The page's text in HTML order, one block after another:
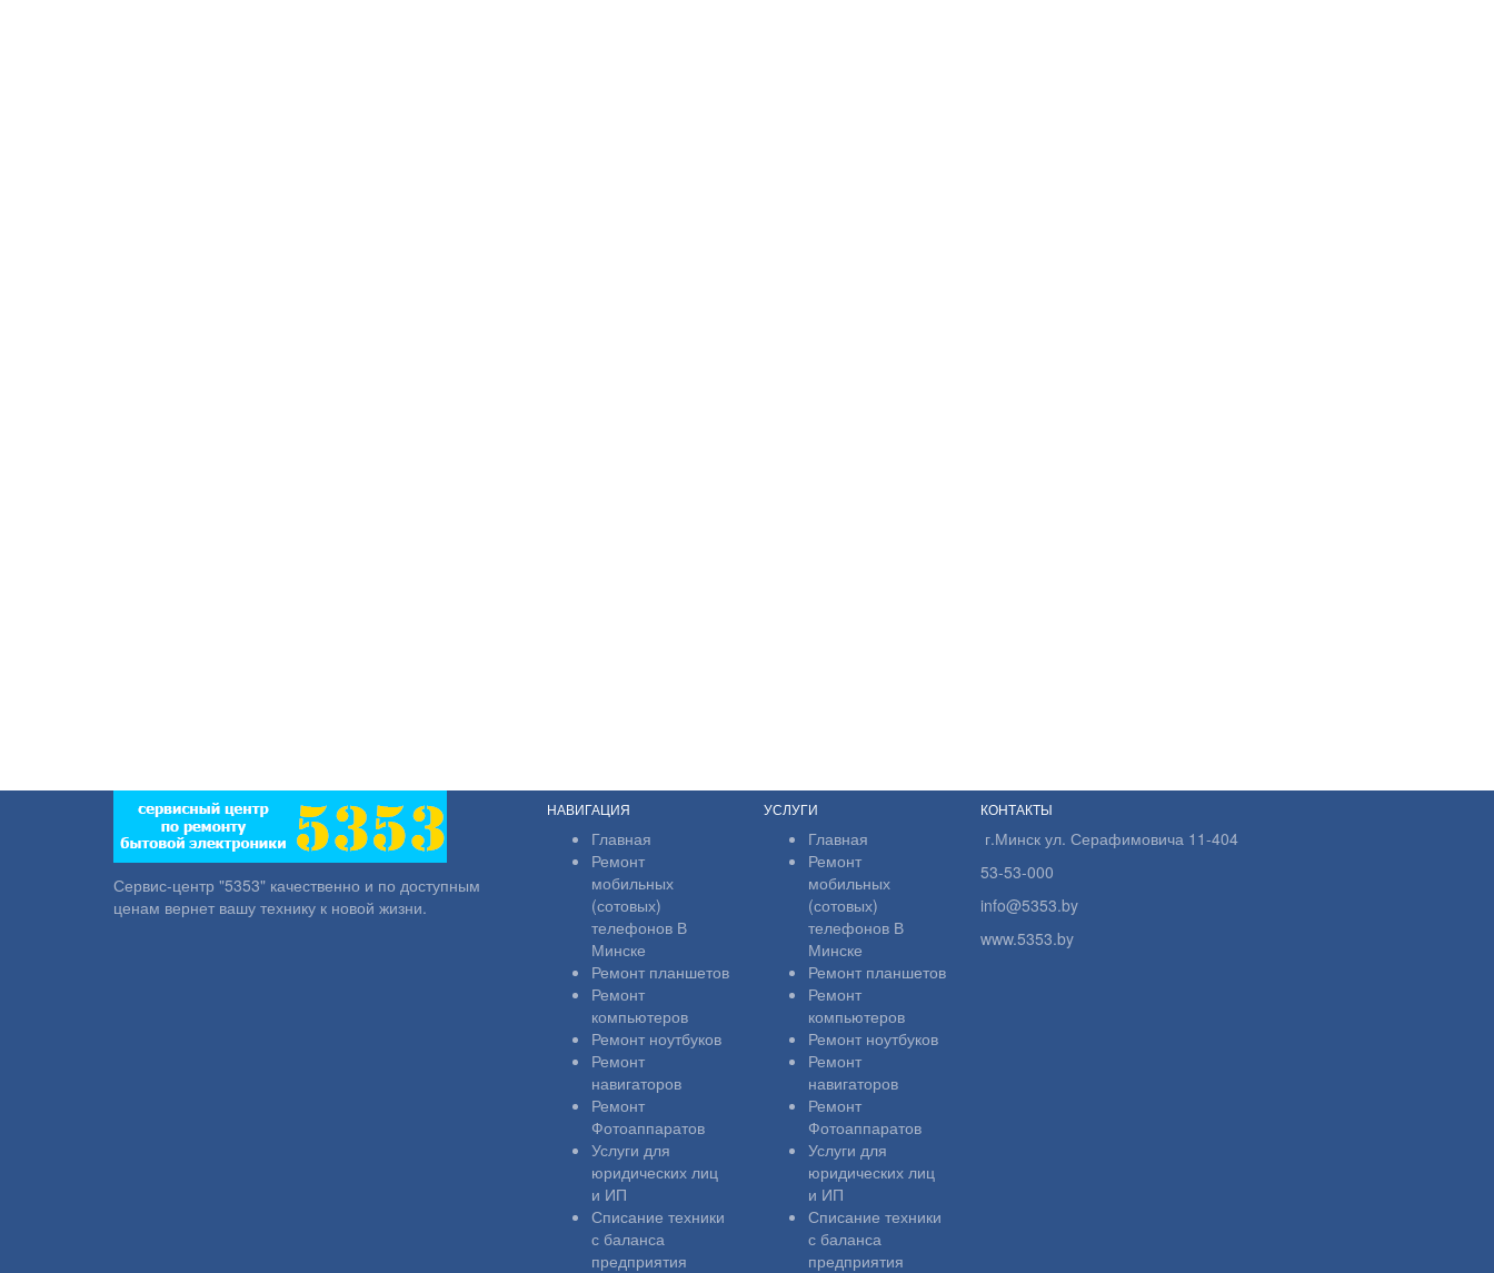
Сервис-центр "5353" качественно и по доступным
ценам вернет вашу технику к новой жизни.
НАВИГАЦИЯ
Главная
Ремонт
мобильных
(сотовых)
телефонов В
Минске
Ремонт планшетов
Ремонт
компьютеров
Ремонт ноутбуков
Ремонт
навигаторов
Ремонт
Фотоаппаратов
Услуги для
юридических лиц
и ИП
Списание техники
с баланса
предприятия
УСЛУГИ
Главная
Ремонт
мобильных
(сотовых)
телефонов В
Минске
Ремонт планшетов
Ремонт
компьютеров
Ремонт ноутбуков
Ремонт
навигаторов
Ремонт
Фотоаппаратов
Услуги для
юридических лиц
и ИП
Списание техники
с баланса
предприятия
КОНТАКТЫ
г.Минск ул. Серафимовича 11-404
53-53-000
info@5353.by
www.5353.by